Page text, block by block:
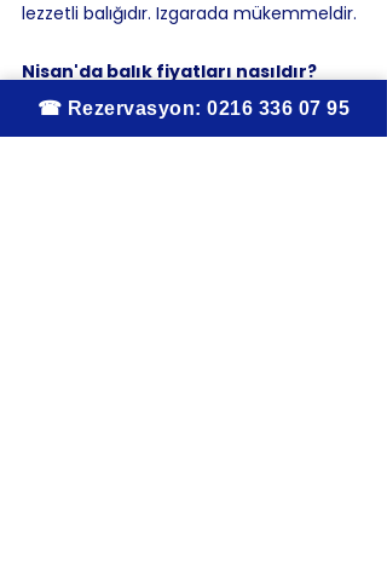
lezzetli balığıdır. Izgarada mükemmeldir.
Nisan'da balık fiyatları nasıldır?
İlkbahar balıkları genellikle kış balıklarına